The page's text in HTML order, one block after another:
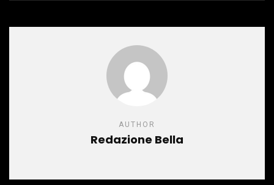
AUTHOR
Redazione Bella